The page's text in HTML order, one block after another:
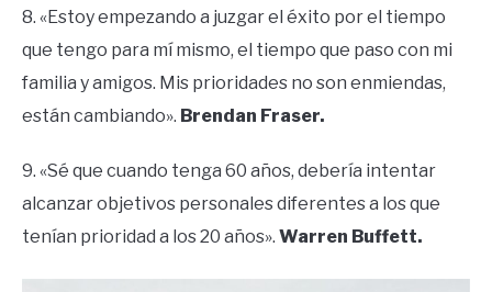
8. «Estoy empezando a juzgar el éxito por el tiempo
que tengo para mí mismo, el tiempo que paso con mi
familia y amigos. Mis prioridades no son enmiendas,
están cambiando». Brendan Fraser.
9. «Sé que cuando tenga 60 años, debería intentar
alcanzar objetivos personales diferentes a los que
tenían prioridad a los 20 años». Warren Buffett.